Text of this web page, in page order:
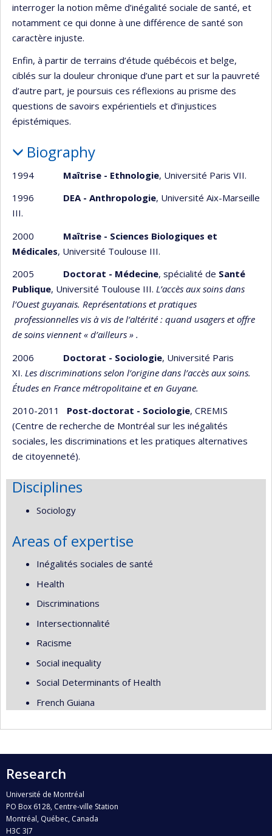
interroger la notion même d’inégalité sociale de santé, et
notamment ce qui donne à une différence de santé son
caractère injuste.
Enfin, à partir de terrains d’étude québécois et belge,
ciblés sur la douleur chronique d’une part et sur la pauvreté
d’autre part, je poursuis ces réflexions au prisme des
questions de savoirs expérientiels et d’injustices
épistémiques.
Biography
1994 Maîtrise - Ethnologie, Université Paris VII.
1996 DEA - Anthropologie, Université Aix-Marseille
III.
2000 Maîtrise - Sciences Biologiques et
Médicales, Université Toulouse III.
2005 Doctorat - Médecine, spécialité de Santé
Publique, Université Toulouse III. L’accès aux soins dans
l’Ouest guyanais. Représentations et pratiques
professionnelles vis à vis de l’altérité : quand usagers et offre
de soins viennent « d’ailleurs » .
2006 Doctorat - Sociologie, Université Paris
XI. Les discriminations selon l’origine dans l’accès aux soins.
Études en France métropolitaine et en Guyane.
2010-2011
Post-doctorat - Sociologie, CREMIS
(Centre de recherche de Montréal sur les inégalités
sociales, les discriminations et les pratiques alternatives
de citoyenneté).
Disciplines
Sociology
Areas of expertise
Inégalités sociales de santé
Health
Discriminations
Intersectionnalité
Racisme
Social inequality
Social Determinants of Health
French Guiana
Research
Université de Montréal
PO Box 6128, Centre-ville Station
Montréal, Québec, Canada
H3C 3J7